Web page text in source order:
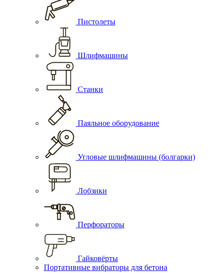
Пистолеты
Шлифмашины
Станки
Паяльное оборудование
Угловые шлифмашины (болгарки)
Лобзики
Перфораторы
Гайковёрты
Портативные вибраторы для бетона